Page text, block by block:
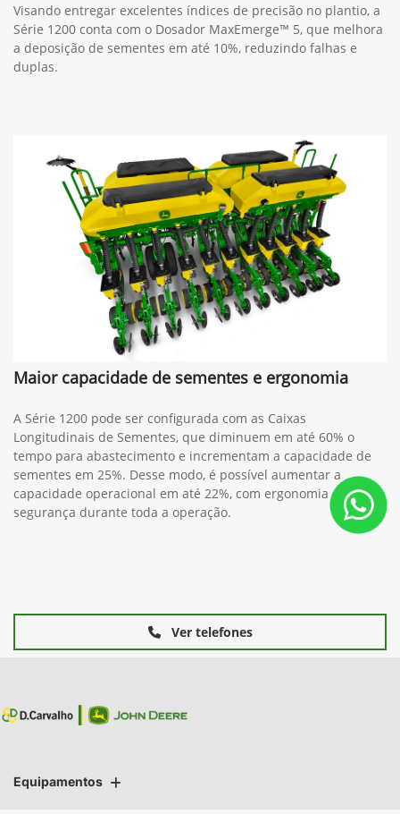
Visando entregar excelentes índices de precisão no plantio, a
Série 1200 conta com o Dosador MaxEmerge™ 5, que melhora
a deposição de sementes em até 10%, reduzindo falhas e
duplas.
Maior capacidade de sementes e ergonomia
A Série 1200 pode ser configurada com as Caixas
Longitudinais de Sementes, que diminuem em até 60% o
tempo para abastecimento e incrementam a capacidade de
sementes em 25%. Desse modo, é possível aumentar a
capacidade operacional em até 22%, com ergonomia e
segurança durante toda a operação.
Ver telefones
Equipamentos